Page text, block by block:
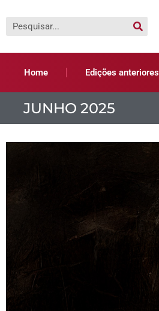
Home Edições anteriores
JUNHO 2025